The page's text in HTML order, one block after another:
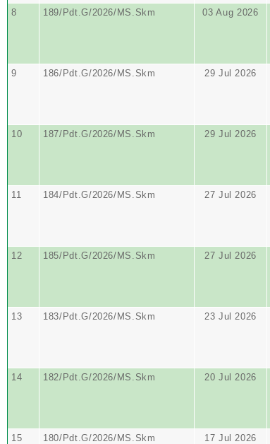
8 189/Pdt.G/2026/MS.Skm 03 Aug 2026
9 186/Pdt.G/2026/MS.Skm 29 Jul 2026
10 187/Pdt.G/2026/MS.Skm 29 Jul 2026
11 184/Pdt.G/2026/MS.Skm 27 Jul 2026
12 185/Pdt.G/2026/MS.Skm 27 Jul 2026
13 183/Pdt.G/2026/MS.Skm 23 Jul 2026
14 182/Pdt.G/2026/MS.Skm 20 Jul 2026
15 180/Pdt.G/2026/MS.Skm 17 Jul 2026